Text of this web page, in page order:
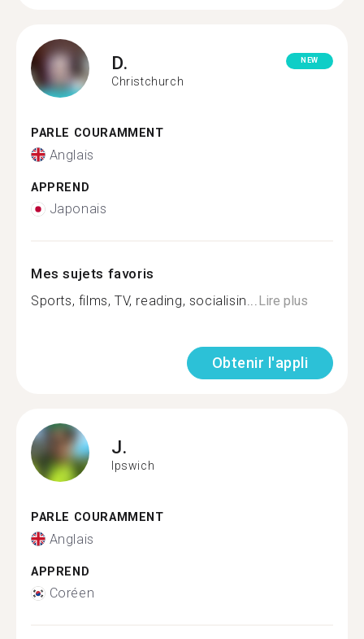
D.
Christchurch
NEW
PARLE COURAMMENT
Anglais
APPREND
Japonais
Mes sujets favoris
Sports, films, TV, reading, socialisin...Lire plus
Obtenir l'appli
J.
Ipswich
PARLE COURAMMENT
Anglais
APPREND
Coréen